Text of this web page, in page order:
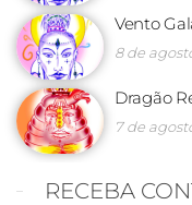
Vento
8 de
Dragão
7 de
RECEBA